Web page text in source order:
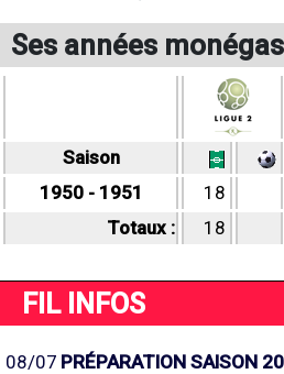
Ses années
Saison
1950 - 1951
18
Totaux :
18
FIL INFOS
08/07 PRÉPARATION SAISON